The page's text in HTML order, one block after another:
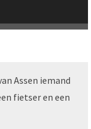
Assen iemand
fietser en een